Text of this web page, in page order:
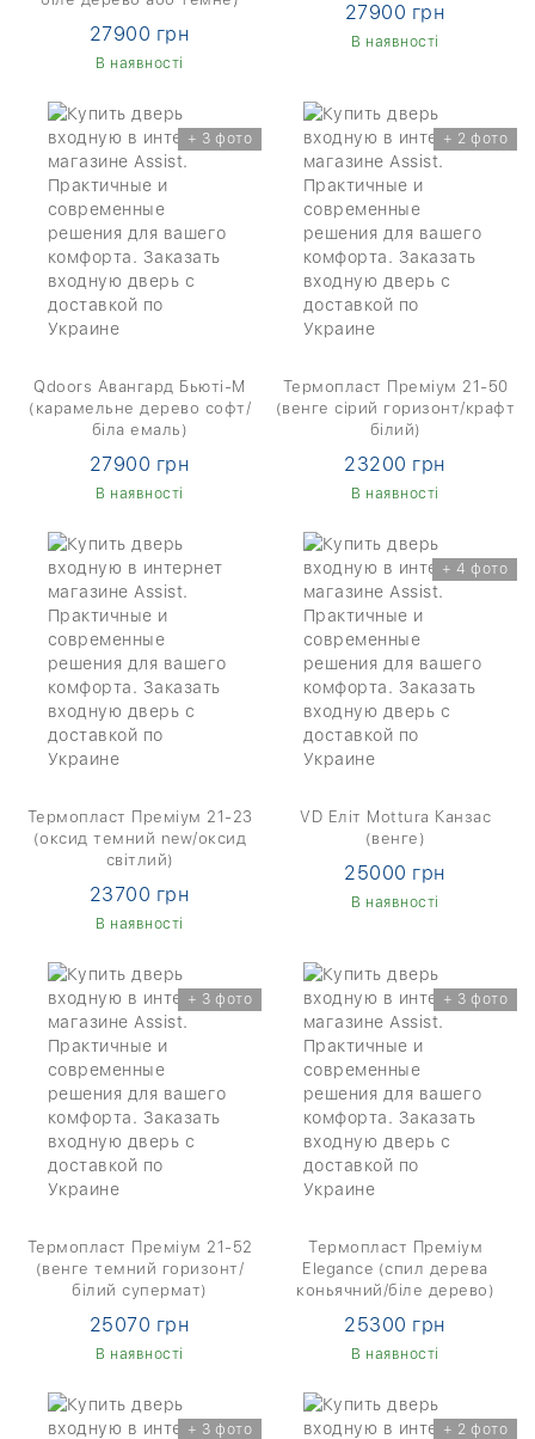
27900 грн
В наявності
27900 грн
В наявності
+ 3 фото
Qdoors Авангард Бьюті-М
(карамельне дерево софт/
біла емаль)
27900 грн
В наявності
+ 2 фото
Термопласт Преміум 21-50
(венге сірий горизонт/крафт
білий)
23200 грн
В наявності
Термопласт Преміум 21-23
(оксид темний new/оксид
світлий)
23700 грн
В наявності
+ 4 фото
VD Еліт Mottura Канзас
(венге)
25000 грн
В наявності
+ 3 фото
Термопласт Преміум 21-52
(венге темний горизонт/
білий супермат)
25070 грн
В наявності
+ 3 фото
Термопласт Преміум
Elegance (спил дерева
коньячний/біле дерево)
25300 грн
В наявності
+ 3 фото + 2 фото